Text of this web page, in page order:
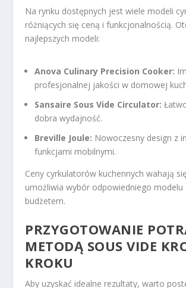
Na rynku dostępnych jest wiele modeli
różniących się ceną i funkcjonalnością.
najlepszych modeli:
Anova Culinary Precision Cooker:
profesjonalnej jakości w domowej
Sansaire Sous Vide Circulator:
dobra wydajność.
Breville Joule: Nowoczesny design z
funkcjami mobilnymi.
Ceny cyrkulatorów kuchennych wahają
umożliwia wybór odpowiedniego modelu
budżetem.
PRZYGOTOWANIE
METODĄ SOUS VIDE
KROKU
Aby uzyskać idealne rezultaty, warto